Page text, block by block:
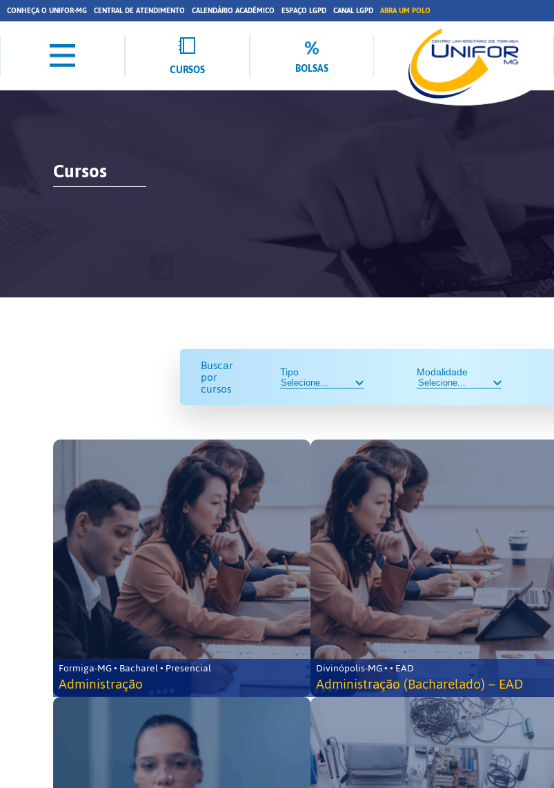
CONHEÇA O UNIFOR-MG CENTRAL DE ATENDIMENTO CALENDÁRIO ACADÊMICO ESPAÇO LGPD CANAL LGPD ABRA UM POLO
CURSOS BOLSAS
Cursos
Buscar
por
cursos
Tipo Modalidade
Formiga-MG • Bacharel • Presencial
Administração
Divinópolis-MG • • EAD
Administração (Bacharelado) – EAD